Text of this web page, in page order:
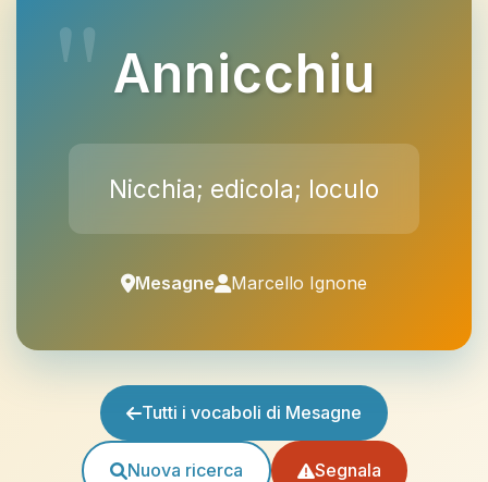
Annicchiu
Nicchia; edicola; loculo
Mesagne Marcello Ignone
Tutti i vocaboli di Mesagne
Nuova ricerca Segnala